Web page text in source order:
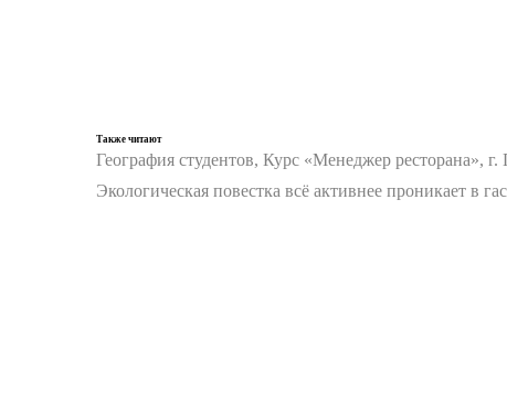
Также читают
География студентов, Курс «Менеджер ресторана»,
Экологическая повестка всё активнее проникает в